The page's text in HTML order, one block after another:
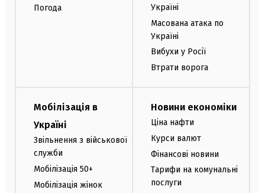
Погода
Україні
Масована атака по
Україні
Вибухи у Росії
Втрати ворога
Мобілізація в
Україні
Звільнення з військової
служби
Мобілізація 50+
Мобілізація жінок
Новини економіки
Ціна нафти
Курси валют
Фінансові новини
Тарифи на комунальні
послуги